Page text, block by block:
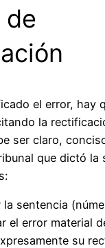
de
el error, hay
la
ser claro,
que dictó la
la sentencia
el error material
su